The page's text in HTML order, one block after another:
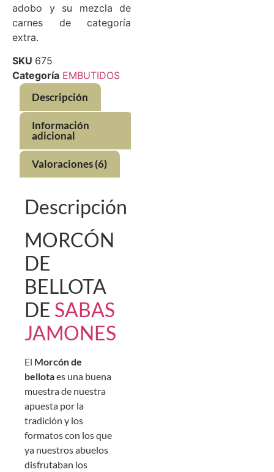
adobo y su mezcla de
carnes de categoría
extra.
SKU 675
Categoría EMBUTIDOS
Descripción
Información
adicional
Valoraciones (6)
Descripción
MORCÓN
DE
BELLOTA
DE SABAS
JAMONES
El Morcón de
bellotaes una buena
muestra de nuestra
apuesta por la
tradición y los
formatos con los que
ya nuestros abuelos
disfrutaban los